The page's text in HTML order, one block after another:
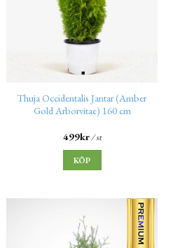
Thuja Occidentalis Jantar (Amber
Gold Arborvitae) 160 cm
499kr/ st
KÖP